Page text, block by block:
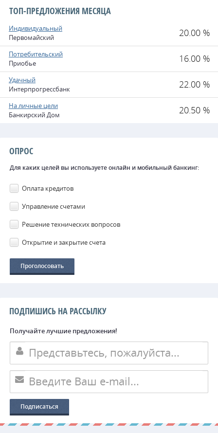
ТОП-ПРЕДЛОЖЕНИЯ МЕСЯЦА
Индивидуальный
Первомайский
20.00 %
Потребительский
Приобье
16.00 %
Удачный
Интерпрогрессбанк
22.00 %
На личные цели
Банкирский Дом
20.50 %
ОПРОС
Для каких целей вы используете онлайн и мобильный банкинг:
Оплата кредитов
Управление счетами
Решение технических вопросов
Открытие и закрытие счета
ПОДПИШИСЬ НА РАССЫЛКУ
Получайте лучшие предложения!